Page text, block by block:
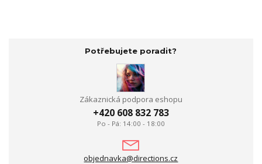
Potřebujete poradit?
Zákaznická podpora eshopu
+420 608 832 783
Po - Pá: 14:00 - 18:00
objednavka@directions.cz